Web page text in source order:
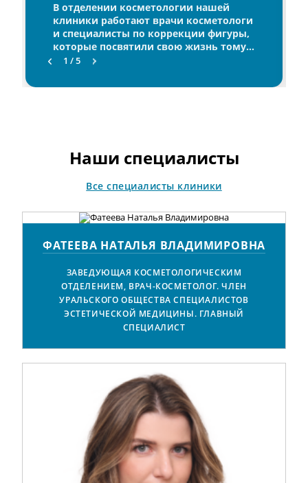
В отделении косметологии нашей
клиники работают врачи косметологи
и специалисты по коррекции фигуры,
которые посвятили свою жизнь тому,
чтобы сделать своих пациентов
профессионализма каждого из них
1 / 5
Наши специалисты
Все специалисты клиники
ФАТЕЕВА НАТАЛЬЯ ВЛАДИМИРОВНА
ЗАВЕДУЮЩАЯ КОСМЕТОЛОГИЧЕСКИМ
ОТДЕЛЕНИЕМ, ВРАЧ-КОСМЕТОЛОГ. ЧЛЕН
УРАЛЬСКОГО ОБЩЕСТВА СПЕЦИАЛИСТОВ
ЭСТЕТИЧЕСКОЙ МЕДИЦИНЫ. ГЛАВНЫЙ
СПЕЦИАЛИСТ